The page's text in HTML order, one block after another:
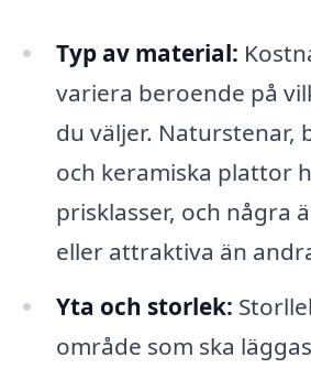
Typ av material:
variera beroende på
du väljer. Naturstenar,
och keramiska plattor
prisklasser, och några
eller attraktiva än
Yta och storlek:
område som ska